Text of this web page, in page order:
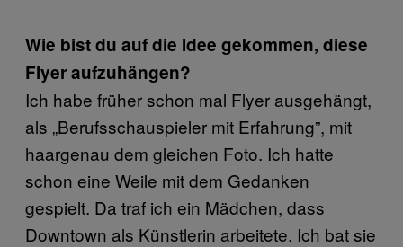
Wie bist du auf die Idee gekommen, diese
Flyer aufzuhängen?
Ich habe früher schon mal Flyer ausgehängt,
als „Berufsschauspieler mit Erfahrung”, mit
haargenau dem gleichen Foto. Ich hatte
schon eine Weile mit dem Gedanken
gespielt. Da traf ich ein Mädchen, dass
Downtown als Künstlerin arbeitete. Ich bat sie